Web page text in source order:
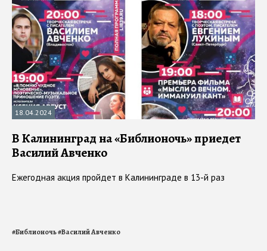
18.04.2024
В Калининград на «Библионочь» приедет
Василий Авченко
Ежегодная акция пройдет в Калининграде в 13-й раз
#Библионочь#Василий Авченко